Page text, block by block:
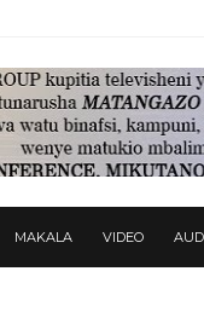
MAKALA VIDEO